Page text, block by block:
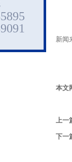
新闻
本文
上一
下一